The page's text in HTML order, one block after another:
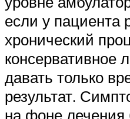
если у пациента
хронический
консервативное
давать только
результат.
на фоне лечения